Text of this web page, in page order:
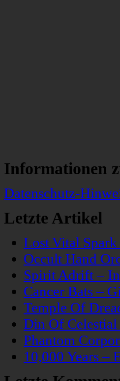
Informationen
Datenschutz-
Letzte Artikel
Lost Vital
Occult Hand
Spirit Adrift –
Cancer Bats –
Temple Of
Din Of
Phantom
10,000 Years –